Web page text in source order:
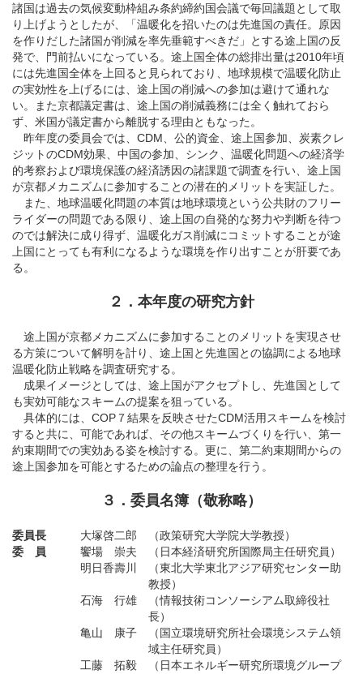
諸国は過去の気候変動枠組み条約締約国会議で毎回議題として取
り上げようとしたが、「温暖化を招いたのは先進国の責任。原因
を作りだした諸国が削減を率先垂範すべきだ」とする途上国の反
発で、門前払いになっている。途上国全体の総排出量は2010年頃
には先進国全体を上回ると見られており、地球規模で温暖化防止
の実効性を上げるには、途上国の削減への参加は避けて通れな
い。また京都議定書は、途上国の削減義務には全く触れておら
ず、米国が議定書から離脱する理由ともなった。
昨年度の委員会では、CDM、公的資金、途上国参加、炭素クレ
ジットのCDM効果、中国の参加、シンク、温暖化問題への経済学
的考察および環境保護の経済誘因の諸課題で調査を行い、途上国
が京都メカニズムに参加することの潜在的メリットを実証した。
また、地球温暖化問題の本質は地球環境という公共財のフリー
ライダーの問題である限り、途上国の自発的な努力や判断を待つ
のでは解決に成り得ず、温暖化ガス削減にコミットすることが途
上国にとっても有利になるような環境を作り出すことが肝要であ
る。
２．本年度の研究方針
途上国が京都メカニズムに参加することのメリットを実現させ
る方策について解明を計り、途上国と先進国との協調による地球
温暖化防止戦略を調査研究する。
成果イメージとしては、途上国がアクセプトし、先進国として
も実効可能なスキームの提案を狙っている。
具体的には、COP７結果を反映させたCDM活用スキームを検討
すると共に、可能であれば、その他スキームづくりを行い、第一
約束期間での実効ある姿を検討する。更に、第二約束期間からの
途上国参加を可能とするための論点の整理を行う。
３．委員名簿（敬称略）
委員長 大塚啓二郎
（政策研究大学院大学教授）
委 員
饗場 崇夫
（日本経済研究所国際局主任研究員）
明日香壽川
（東北大学東北アジア研究センター助
教授）
石海 行雄
（情報技術コンソーシアム取締役社
長）
亀山 康子
（国立環境研究所社会環境システム領
域主任研究員）
工藤 拓毅
（日本エネルギー研究所環境グループ